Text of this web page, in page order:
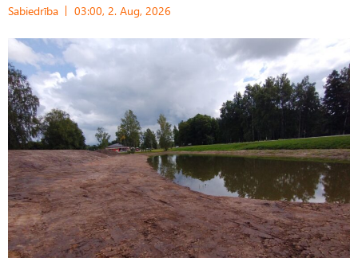
Sabiedrība 03:00, 2. Aug, 2026